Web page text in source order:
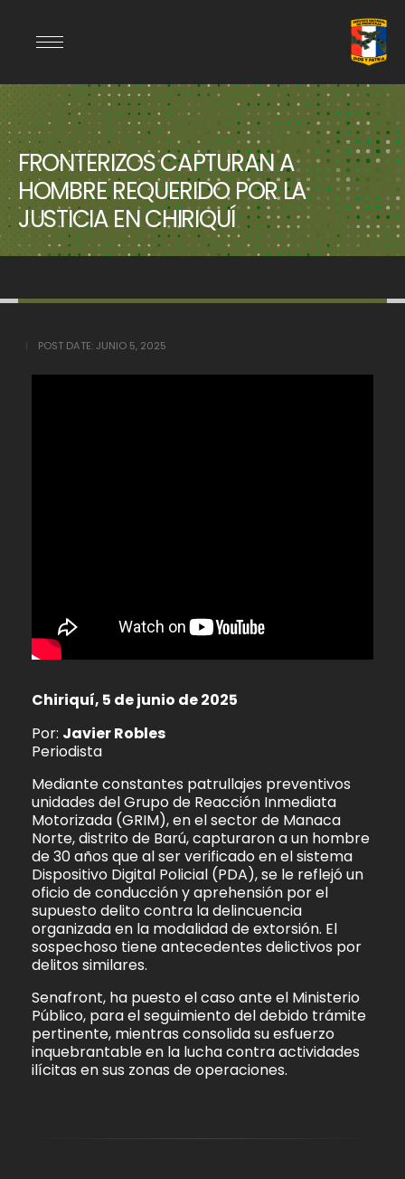
FRONTERIZOS CAPTURAN A
HOMBRE REQUERIDO POR LA
JUSTICIA EN CHIRIQUÍ
POST DATE:JUNIO 5, 2025
Chiriquí, 5 de junio de 2025
Por: Javier Robles
Periodista
Mediante constantes patrullajes preventivos
unidades del Grupo de Reacción Inmediata
Motorizada (GRIM), en el sector de Manaca
Norte, distrito de Barú, capturaron a un hombre
de 30 años que al ser verificado en el sistema
Dispositivo Digital Policial (PDA), se le reflejó un
oficio de conducción y aprehensión por el
supuesto delito contra la delincuencia
organizada en la modalidad de extorsión. El
sospechoso tiene antecedentes delictivos por
delitos similares.
Senafront, ha puesto el caso ante el Ministerio
Público, para el seguimiento del debido trámite
pertinente, mientras consolida su esfuerzo
inquebrantable en la lucha contra actividades
ilícitas en sus zonas de operaciones.